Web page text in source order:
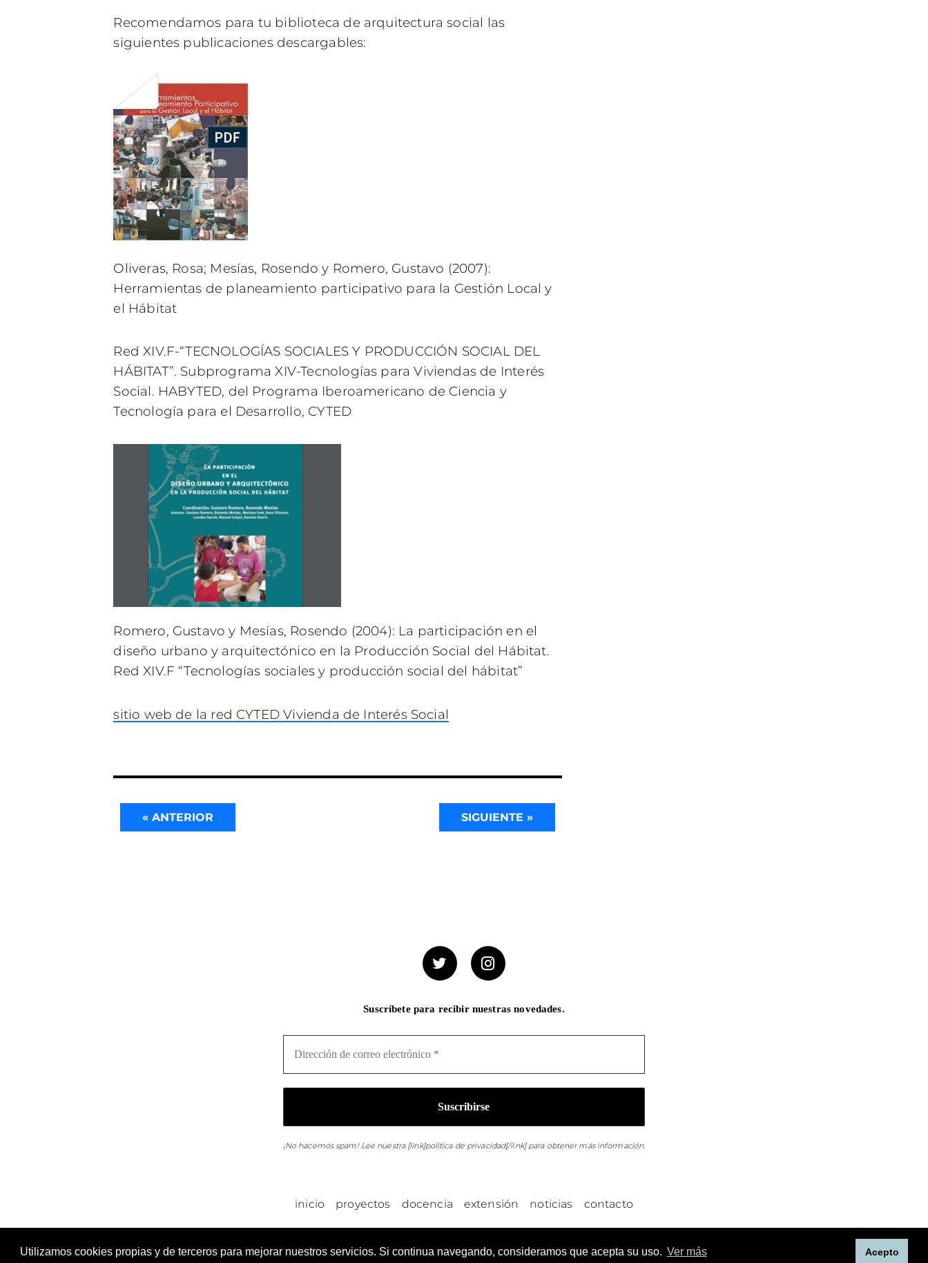
Utilizamos cookies propias y de terceros para mejorar nuestros servicios. Si continua navegando, consideramos que acepta su uso. Ver más Acepto
Recomendamos para tu biblioteca de arquitectura social las
siguientes publicaciones descargables:
Oliveras, Rosa; Mesías, Rosendo y Romero, Gustavo (2007):
Herramientas de planeamiento participativo para la Gestión Local y
el Hábitat
Red XIV.F-“TECNOLOGÍAS SOCIALES Y PRODUCCIÓN SOCIAL DEL
HÁBITAT”. Subprograma XIV-Tecnologías para Viviendas de Interés
Social. HABYTED, del Programa Iberoamericano de Ciencia y
Tecnología para el Desarrollo, CYTED
Romero, Gustavo y Mesías, Rosendo (2004): La participación en el
diseño urbano y arquitectónico en la Producción Social del Hábitat.
Red XIV.F “Tecnologías sociales y producción social del hábitat”
sitio web de la red CYTED Vivienda de Interés Social
« ANTERIOR SIGUIENTE »
Suscríbete para recibir nuestras novedades.
¡No hacemos spam! Lee nuestra [link]política de privacidad[/link] para obtener más información.
inicio proyectos docencia extensión noticias contacto